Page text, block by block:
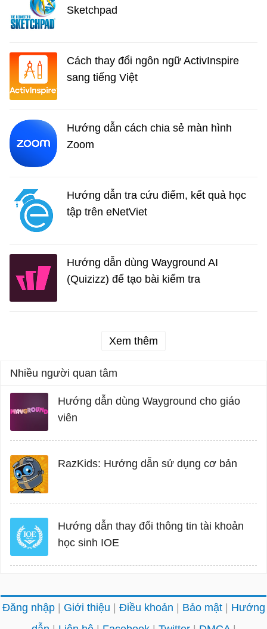
Sketchpad
Cách thay đổi ngôn ngữ ActivInspire
sang tiếng Việt
Hướng dẫn cách chia sẻ màn hình
Zoom
Hướng dẫn tra cứu điểm, kết quả học
tập trên eNetViet
Hướng dẫn dùng Wayground AI
(Quizizz) để tạo bài kiểm tra
Xem thêm
Nhiều người quan tâm
Hướng dẫn dùng Wayground cho giáo
viên
RazKids: Hướng dẫn sử dụng cơ bản
Hướng dẫn thay đổi thông tin tài khoản
học sinh IOE
Đăng nhập Giới thiệu Điều khoản Bảo mật
Hướng